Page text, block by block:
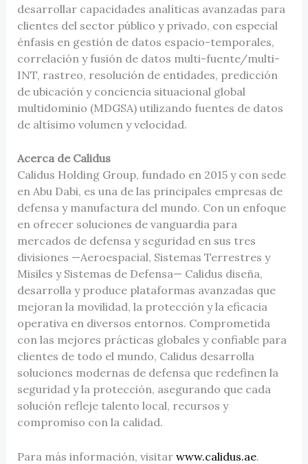
desarrollar capacidades analíticas avanzadas para
clientes del sector público y privado, con especial
énfasis en gestión de datos espacio-temporales,
correlación y fusión de datos multi-fuente/multi-
INT, rastreo, resolución de entidades, predicción
de ubicación y conciencia situacional global
multidominio (MDGSA) utilizando fuentes de datos
de altísimo volumen y velocidad.
Acerca de Calidus
Calidus Holding Group, fundado en 2015 y con sede
en Abu Dabi, es una de las principales empresas de
defensa y manufactura del mundo. Con un enfoque
en ofrecer soluciones de vanguardia para
mercados de defensa y seguridad en sus tres
divisiones —Aeroespacial, Sistemas Terrestres y
Misiles y Sistemas de Defensa— Calidus diseña,
desarrolla y produce plataformas avanzadas que
mejoran la movilidad, la protección y la eficacia
operativa en diversos entornos. Comprometida
con las mejores prácticas globales y confiable para
clientes de todo el mundo, Calidus desarrolla
soluciones modernas de defensa que redefinen la
seguridad y la protección, asegurando que cada
solución refleje talento local, recursos y
compromiso con la calidad.
Para más información, visitar www.calidus.ae.